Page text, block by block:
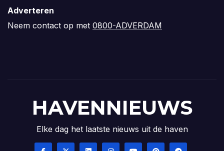
Adverteren
Neem contact op met 0800-ADVERDAM
HAVENNIEUWS
Elke dag het laatste nieuws uit de haven